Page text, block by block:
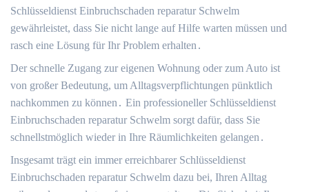
Schlüsseldienst Einbruchschaden reparatur Schwelm
gewährleistet, dass Sie nicht lange auf Hilfe warten müssen und
rasch eine Lösung für Ihr Problem erhalten․
Der schnelle Zugang zur eigenen Wohnung oder zum Auto ist
von großer Bedeutung, um Alltagsverpflichtungen pünktlich
nachkommen zu können․ Ein professioneller Schlüsseldienst
Einbruchschaden reparatur Schwelm sorgt dafür, dass Sie
schnellstmöglich wieder in Ihre Räumlichkeiten gelangen․
Insgesamt trägt ein immer erreichbarer Schlüsseldienst
Einbruchschaden reparatur Schwelm dazu bei, Ihren Alltag